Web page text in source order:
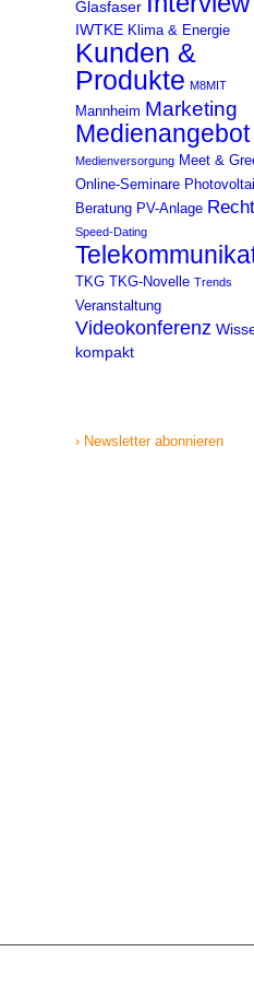
Glasfaser
IWTKE Klima & Energie
Kunden &
Produkte M8MIT
Mannheim Marketing
Medienangebot
Medienversorgung Meet &
Online-Seminare
Beratung PV-Anlage Recht
Speed-Dating
TKG TKG-Novelle Trends
Veranstaltung
Videokonferenz
kompakt
› Newsletter abonnieren